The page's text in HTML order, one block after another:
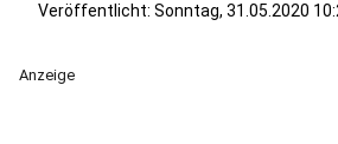
Veröffentlicht: Sonntag, 31.05.2020
Anzeige